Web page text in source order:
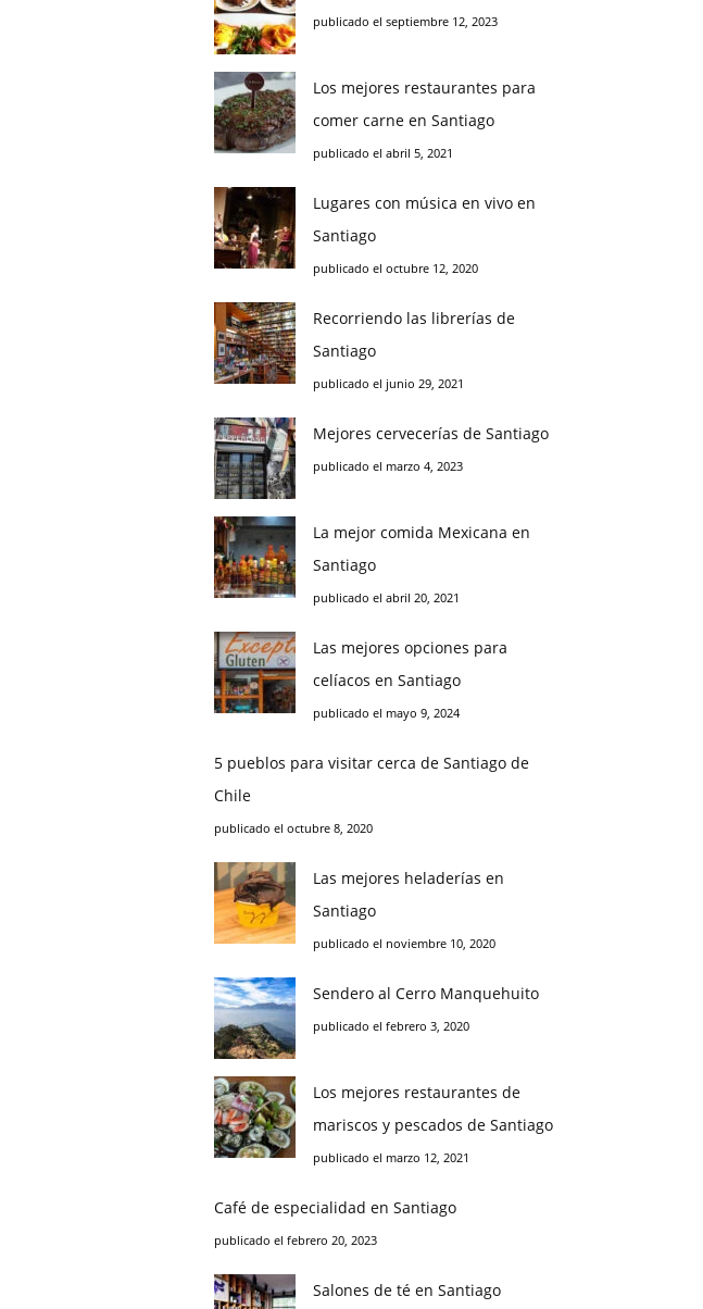
publicado el septiembre 12, 2023
Los mejores restaurantes para
comer carne en Santiago
publicado el abril 5, 2021
Lugares con música en vivo en
Santiago
publicado el octubre 12, 2020
Recorriendo las librerías de
Santiago
publicado el junio 29, 2021
Mejores cervecerías de Santiago
publicado el marzo 4, 2023
La mejor comida Mexicana en
Santiago
publicado el abril 20, 2021
Las mejores opciones para
celíacos en Santiago
publicado el mayo 9, 2024
5 pueblos para visitar cerca de Santiago de
Chile
publicado el octubre 8, 2020
Las mejores heladerías en
Santiago
publicado el noviembre 10, 2020
Sendero al Cerro Manquehuito
publicado el febrero 3, 2020
Los mejores restaurantes de
mariscos y pescados de Santiago
publicado el marzo 12, 2021
Café de especialidad en Santiago
publicado el febrero 20, 2023
Salones de té en Santiago